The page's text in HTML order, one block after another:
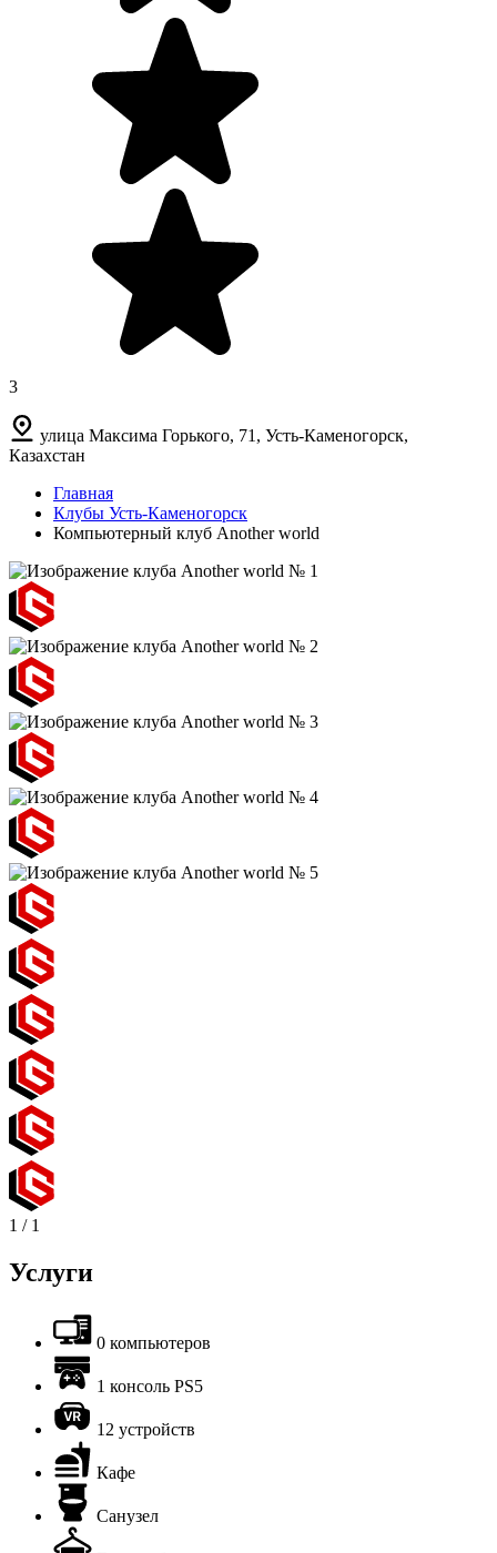
3
улица Максима Горького, 71, Усть-Каменогорск,
Казахстан
Главная
Клубы Усть-Каменогорск
Компьютерный клуб Another world
1 / 1
Услуги
0 компьютеров
1 консоль PS5
12 устройств
Кафе
Санузел